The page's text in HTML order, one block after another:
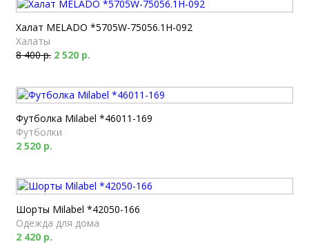
Халат MELADO *5705W-75056.1H-092
Халаты
8 400 р. 2 520 р.
Футболка Milabel *46011-169
Футболки
2 520 р.
Шорты Milabel *42050-166
Одежда для дома
2 420 р.